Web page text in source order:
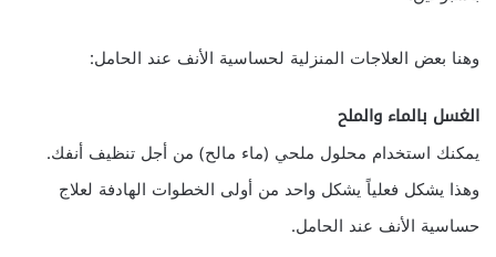
وهنا بعض العلاجات المنزلية لحساسية الأنف عند الحامل:
الغسل بالماء والملح
يمكنك استخدام محلول ملحي (ماء مالح) من أجل تنظيف أنفك.
وهذا يشكل فعلياً يشكل واحد من أولى الخطوات الهادفة لعلاج
حساسية الأنف عند الحامل.